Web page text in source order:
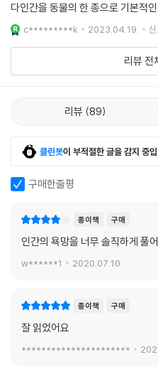
다인간을 동물의 한 종으로 기본적
쉽지만 조금 아쉽습니다 굳이 사서
할 것 같습니다
c*********k 2023.04.19. 신
리뷰 전
리뷰 89
클린봇이 부적절한 글을 감지 중
구매한줄평
종이책 구매
인간의 욕망을 너무 솔직하게 풀
w******1 2020.07.10.
종이책 구매
잘 읽었어요
**********************